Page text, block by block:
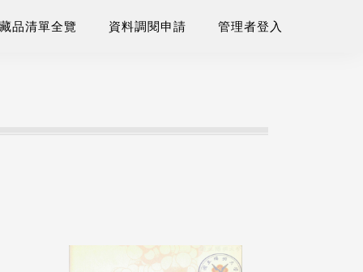
品清單全覽 資料調閱申請 管理者登入